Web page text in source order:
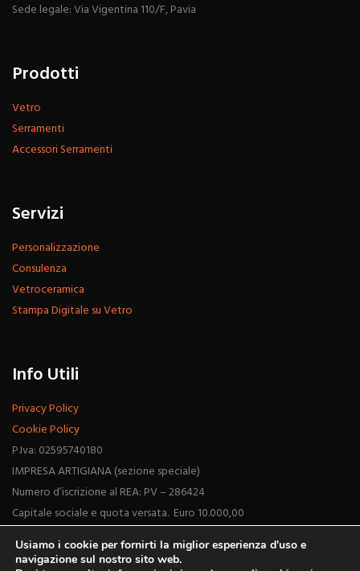
Sede legale: Via Vigentina 110/F, Pavia
Prodotti
Vetro
Serramenti
Accessori Serramenti
Servizi
Personalizzazione
Consulenza
Vetroceramica
Stampa Digitale su Vetro
Info Utili
Privacy Policy
Cookie Policy
P.Iva: 02595740180
IMPRESA ARTIGIANA (sezione speciale)
Numero d’iscrizione al REA: PV – 286424
Capitale sociale e quota versata. Euro 10.000,00
Usiamo i cookie per fornirti la miglior esperienza d'uso e
navigazione sul nostro sito web.